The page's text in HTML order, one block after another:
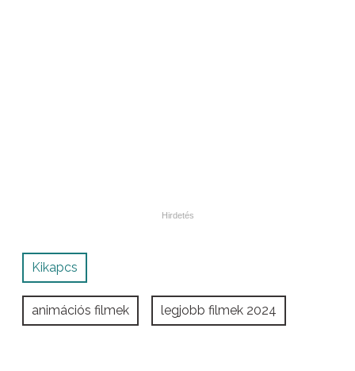
Kikapcs
animációs filmek legjobb filmek 2024